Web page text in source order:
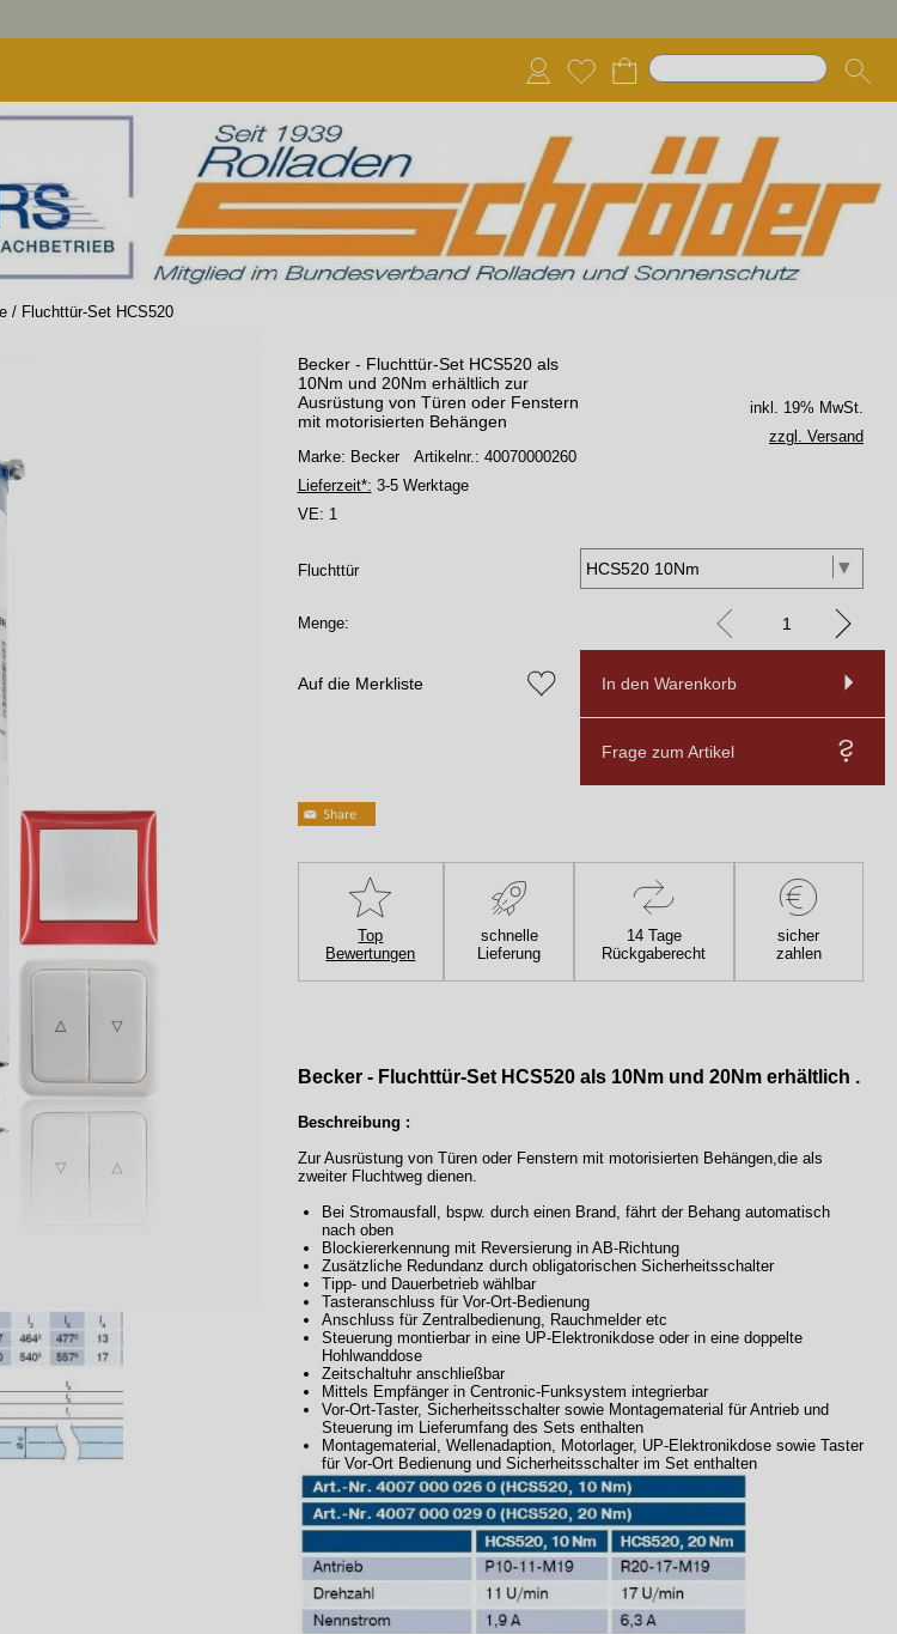
/ Fluchttür-Set HCS520
Becker - Fluchttür-Set HCS520 als
10Nm und 20Nm erhältlich zur
Ausrüstung von Türen oder Fenstern
mit motorisierten Behängen
Marke: Becker Artikelnr.: 40070000260
Lieferzeit*: 3-5 Werktage
VE: 1
inkl. 19% MwSt.
zzgl. Versand
Fluchttür
Menge:
Auf die Merkliste In den Warenkorb
Frage zum Artikel
Top
Bewertungen
schnelle
Lieferung
14 Tage
Rückgaberecht
sicher
zahlen
Becker - Fluchttür-Set HCS520 als 10Nm und 20Nm erhältlich .
Beschreibung :
Zur Ausrüstung von Türen oder Fenstern mit motorisierten Behängen,die als
zweiter Fluchtweg dienen.
Bei Stromausfall, bspw. durch einen Brand, fährt der Behang automatisch
nach oben
Blockiererkennung mit Reversierung in AB-Richtung
Zusätzliche Redundanz durch obligatorischen Sicherheitsschalter
Tipp- und Dauerbetrieb wählbar
Tasteranschluss für Vor-Ort-Bedienung
Anschluss für Zentralbedienung, Rauchmelder etc
Steuerung montierbar in eine UP-Elektronikdose oder in eine doppelte
Hohlwanddose
Zeitschaltuhr anschließbar
Mittels Empfänger in Centronic-Funksystem integrierbar
Vor-Ort-Taster, Sicherheitsschalter sowie Montagematerial für Antrieb und
Steuerung im Lieferumfang des Sets enthalten
Montagematerial, Wellenadaption, Motorlager, UP-Elektronikdose sowie Taster
für Vor-Ort Bedienung und Sicherheitsschalter im Set enthalten